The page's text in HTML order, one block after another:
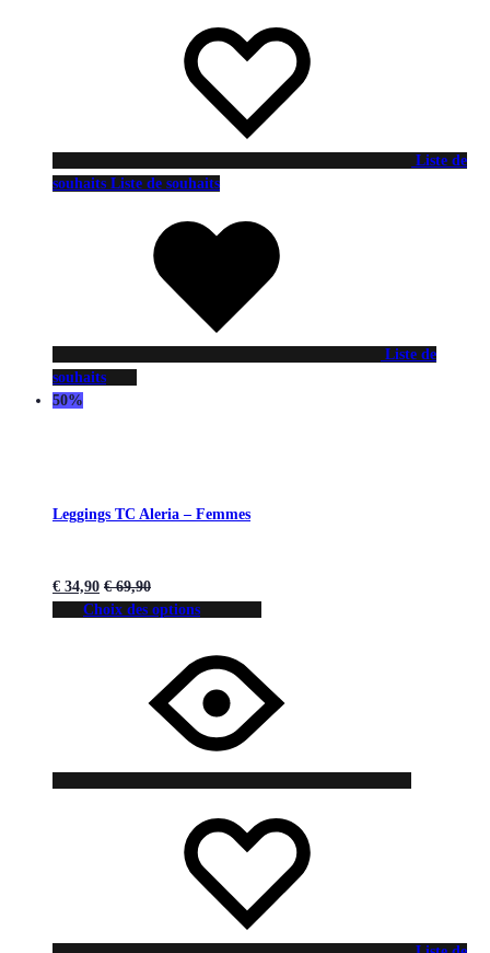
Liste de
souhaits Liste de souhaits
Liste de
souhaits
50%
Leggings TC Aleria – Femmes
€ 34,90 €69,90
Choix des options